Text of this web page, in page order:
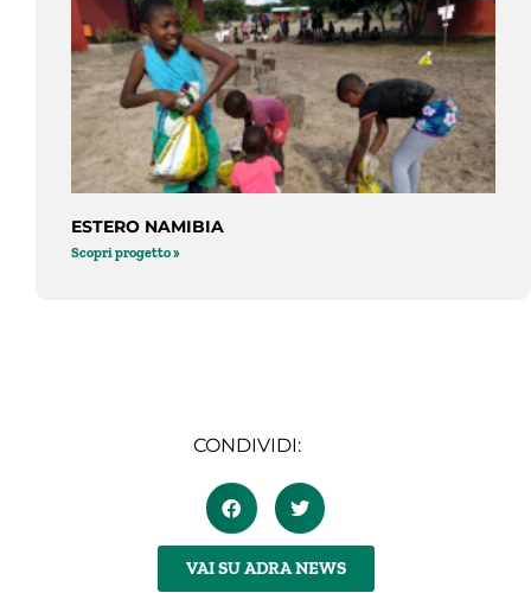
ESTERO NAMIBIA
Scopri progetto »
CONDIVIDI:
VAI SU ADRA NEWS